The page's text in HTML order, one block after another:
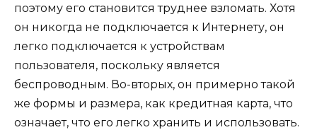
поэтому его становится труднее взломать. Хотя
он никогда не подключается к Интернету, он
легко подключается к устройствам
пользователя, поскольку является
беспроводным. Во-вторых, он примерно такой
же формы и размера, как кредитная карта, что
означает, что его легко хранить и использовать.